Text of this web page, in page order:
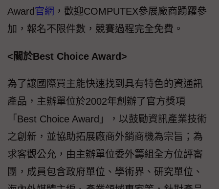
Award官網 ，歡迎COMPUTEX參展廠商踴躍參
加，報名不限件數，競賽過程完全免費。
<關於Best Choice Award>
為了讓國際買主能快速找到具有特色的資通訊
產品，主辦單位於2002年創辦了官方獎項
「Best Choice Award」，以鼓勵資訊產業技術
之創新，並協助拓展廠商外銷商機為宗旨；為
求客觀公允，由主辦單位委外籌組全方位評審
團，成員包含政府單位、學術界、研究單位、